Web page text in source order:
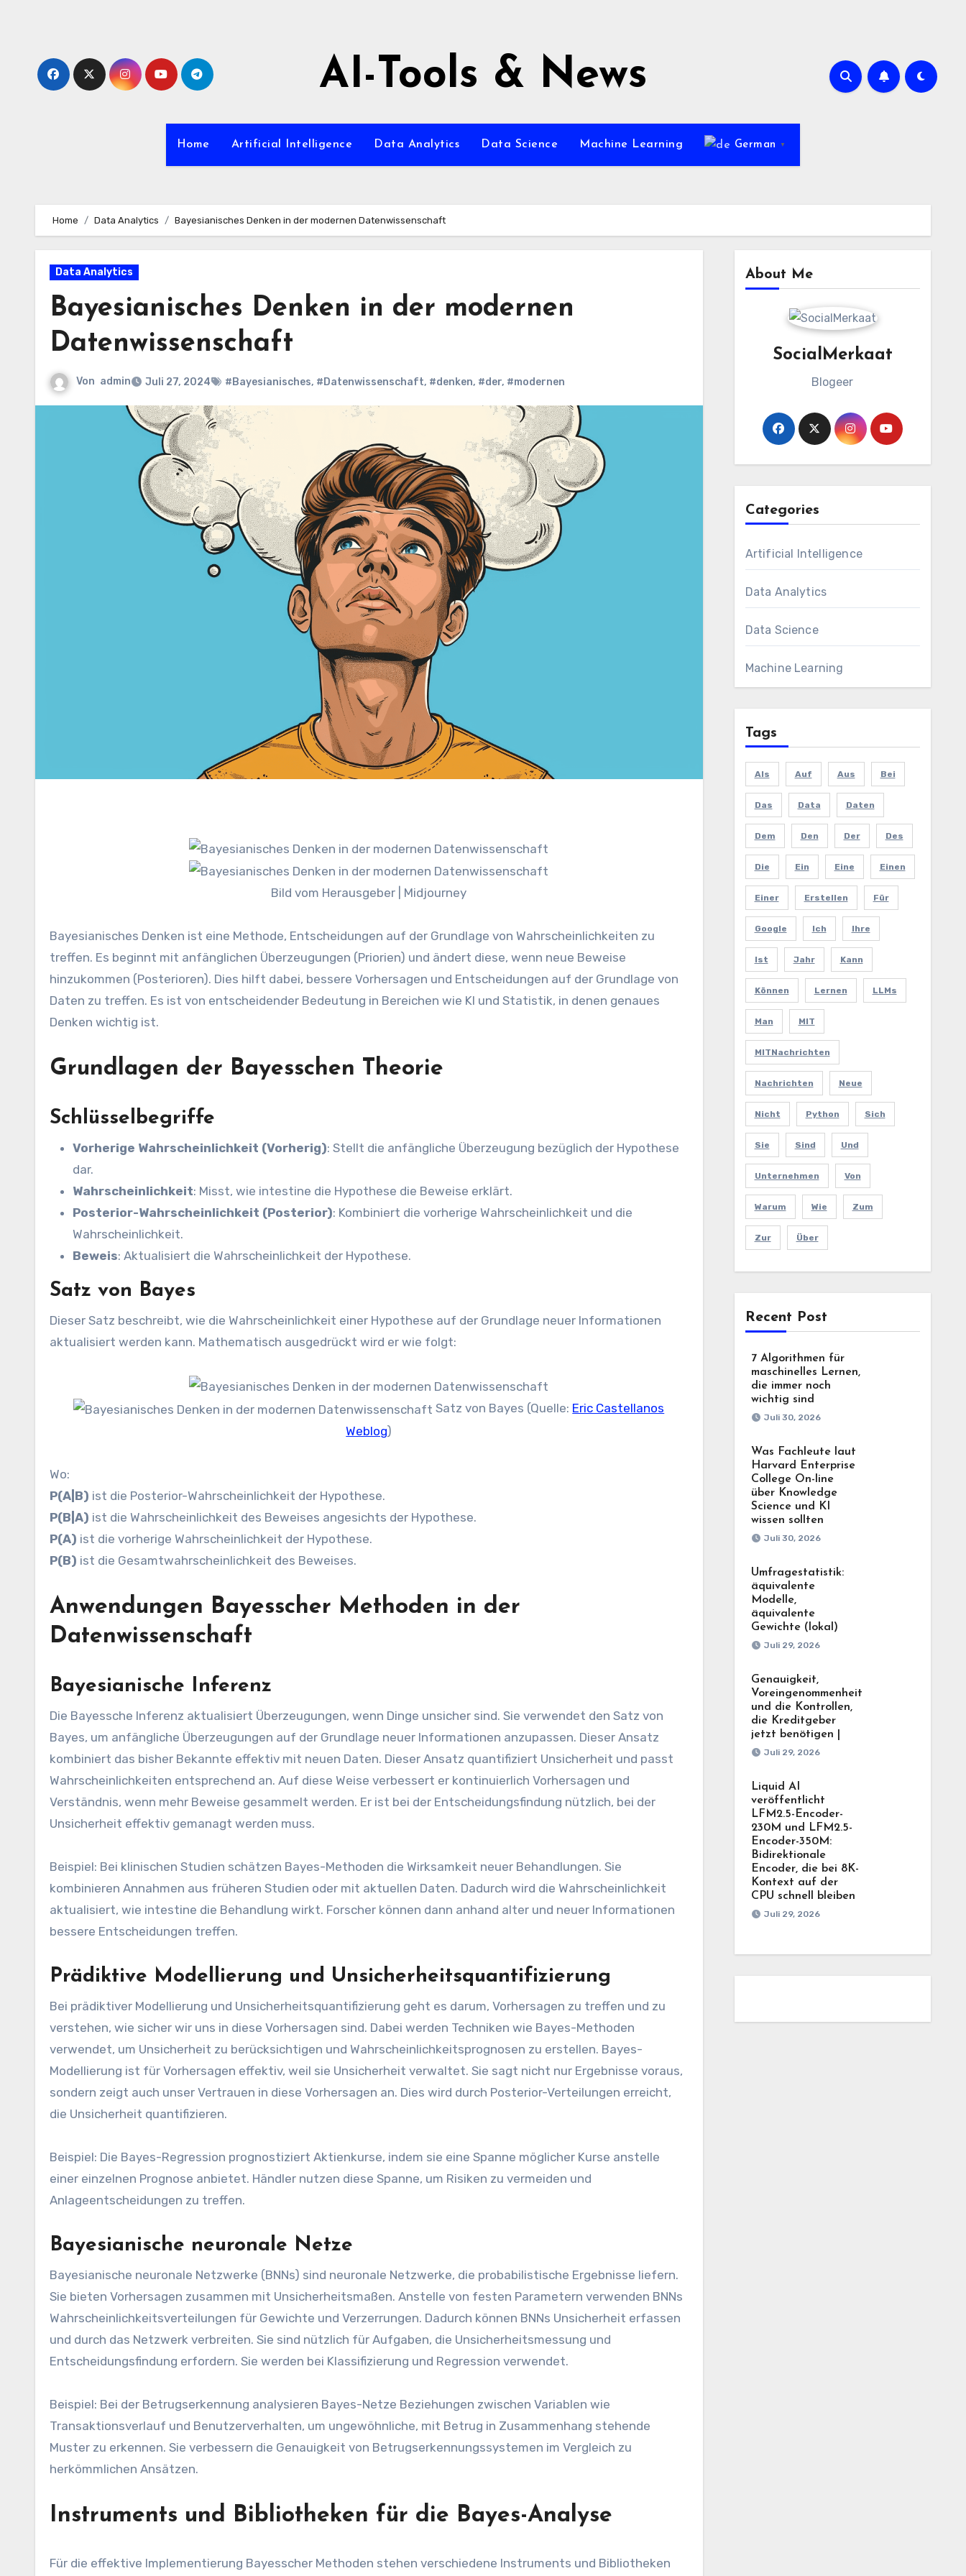
AI-Tools & News
Home Artificial Intelligence Data Analytics Data Science Machine Learning German ▼
Home Data Analytics Bayesianisches Denken in der modernen Datenwissenschaft
Data Analytics
Bayesianisches Denken in der modernen
Datenwissenschaft
Von admin Juli 27, 2024 #Bayesianisches, #Datenwissenschaft, #denken, #der, #modernen
Bild vom Herausgeber | Midjourney
Bayesianisches Denken ist eine Methode, Entscheidungen auf der Grundlage von Wahrscheinlichkeiten zu
treffen. Es beginnt mit anfänglichen Überzeugungen (Priorien) und ändert diese, wenn neue Beweise
hinzukommen (Posterioren). Dies hilft dabei, bessere Vorhersagen und Entscheidungen auf der Grundlage von
Daten zu treffen. Es ist von entscheidender Bedeutung in Bereichen wie KI und Statistik, in denen genaues
Denken wichtig ist.
Grundlagen der Bayesschen Theorie
Schlüsselbegriffe
Vorherige Wahrscheinlichkeit (Vorherig): Stellt die anfängliche Überzeugung bezüglich der Hypothese
dar.
Wahrscheinlichkeit: Misst, wie intestine die Hypothese die Beweise erklärt.
Posterior-Wahrscheinlichkeit (Posterior): Kombiniert die vorherige Wahrscheinlichkeit und die
Wahrscheinlichkeit.
Beweis: Aktualisiert die Wahrscheinlichkeit der Hypothese.
Satz von Bayes
Dieser Satz beschreibt, wie die Wahrscheinlichkeit einer Hypothese auf der Grundlage neuer Informationen
aktualisiert werden kann. Mathematisch ausgedrückt wird er wie folgt:
Satz von Bayes (Quelle: Eric Castellanos
Weblog)
Wo:
P(A|B) ist die Posterior-Wahrscheinlichkeit der Hypothese.
P(B|A) ist die Wahrscheinlichkeit des Beweises angesichts der Hypothese.
P(A) ist die vorherige Wahrscheinlichkeit der Hypothese.
P(B) ist die Gesamtwahrscheinlichkeit des Beweises.
Anwendungen Bayesscher Methoden in der
Datenwissenschaft
Bayesianische Inferenz
Die Bayessche Inferenz aktualisiert Überzeugungen, wenn Dinge unsicher sind. Sie verwendet den Satz von
Bayes, um anfängliche Überzeugungen auf der Grundlage neuer Informationen anzupassen. Dieser Ansatz
kombiniert das bisher Bekannte effektiv mit neuen Daten. Dieser Ansatz quantifiziert Unsicherheit und passt
Wahrscheinlichkeiten entsprechend an. Auf diese Weise verbessert er kontinuierlich Vorhersagen und
Verständnis, wenn mehr Beweise gesammelt werden. Er ist bei der Entscheidungsfindung nützlich, bei der
Unsicherheit effektiv gemanagt werden muss.
Beispiel: Bei klinischen Studien schätzen Bayes-Methoden die Wirksamkeit neuer Behandlungen. Sie
kombinieren Annahmen aus früheren Studien oder mit aktuellen Daten. Dadurch wird die Wahrscheinlichkeit
aktualisiert, wie intestine die Behandlung wirkt. Forscher können dann anhand alter und neuer Informationen
bessere Entscheidungen treffen.
Prädiktive Modellierung und Unsicherheitsquantifizierung
Bei prädiktiver Modellierung und Unsicherheitsquantifizierung geht es darum, Vorhersagen zu treffen und zu
verstehen, wie sicher wir uns in diese Vorhersagen sind. Dabei werden Techniken wie Bayes-Methoden
verwendet, um Unsicherheit zu berücksichtigen und Wahrscheinlichkeitsprognosen zu erstellen. Bayes-
Modellierung ist für Vorhersagen effektiv, weil sie Unsicherheit verwaltet. Sie sagt nicht nur Ergebnisse voraus,
sondern zeigt auch unser Vertrauen in diese Vorhersagen an. Dies wird durch Posterior-Verteilungen erreicht,
die Unsicherheit quantifizieren.
Beispiel: Die Bayes-Regression prognostiziert Aktienkurse, indem sie eine Spanne möglicher Kurse anstelle
einer einzelnen Prognose anbietet. Händler nutzen diese Spanne, um Risiken zu vermeiden und
Anlageentscheidungen zu treffen.
Bayesianische neuronale Netze
Bayesianische neuronale Netzwerke (BNNs) sind neuronale Netzwerke, die probabilistische Ergebnisse liefern.
Sie bieten Vorhersagen zusammen mit Unsicherheitsmaßen. Anstelle von festen Parametern verwenden BNNs
Wahrscheinlichkeitsverteilungen für Gewichte und Verzerrungen. Dadurch können BNNs Unsicherheit erfassen
und durch das Netzwerk verbreiten. Sie sind nützlich für Aufgaben, die Unsicherheitsmessung und
Entscheidungsfindung erfordern. Sie werden bei Klassifizierung und Regression verwendet.
Beispiel: Bei der Betrugserkennung analysieren Bayes-Netze Beziehungen zwischen Variablen wie
Transaktionsverlauf und Benutzerverhalten, um ungewöhnliche, mit Betrug in Zusammenhang stehende
Muster zu erkennen. Sie verbessern die Genauigkeit von Betrugserkennungssystemen im Vergleich zu
herkömmlichen Ansätzen.
Instruments und Bibliotheken für die Bayes-Analyse
Für die effektive Implementierung Bayesscher Methoden stehen verschiedene Instruments und Bibliotheken
About Me
SocialMerkaat
Blogeer
Categories
Artificial Intelligence
Data Analytics
Data Science
Machine Learning
Tags
Als Auf Aus Bei
Das Data Daten
Dem Den Der Des
Die Ein Eine Einen
Einer Erstellen Für
Google Ich Ihre
Ist Jahr Kann
Können Lernen LLMs
Man MIT
MITNachrichten
Nachrichten Neue
Nicht Python Sich
Sie Sind Und
Unternehmen Von
Warum Wie Zum
Zur Über
Recent Post
7 Algorithmen für
maschinelles Lernen,
die immer noch
wichtig sind
Juli 30, 2026
Was Fachleute laut
Harvard Enterprise
College On-line
über Knowledge
Science und KI
wissen sollten
Juli 30, 2026
Umfragestatistik:
äquivalente
Modelle,
äquivalente
Gewichte (lokal)
Juli 29, 2026
Genauigkeit,
Voreingenommenheit
und die Kontrollen,
die Kreditgeber
jetzt benötigen |
Juli 29, 2026
Liquid AI
veröffentlicht
LFM2.5-Encoder-
230M und LFM2.5-
Encoder-350M:
Bidirektionale
Encoder, die bei 8K-
Kontext auf der
CPU schnell bleiben
Juli 29, 2026